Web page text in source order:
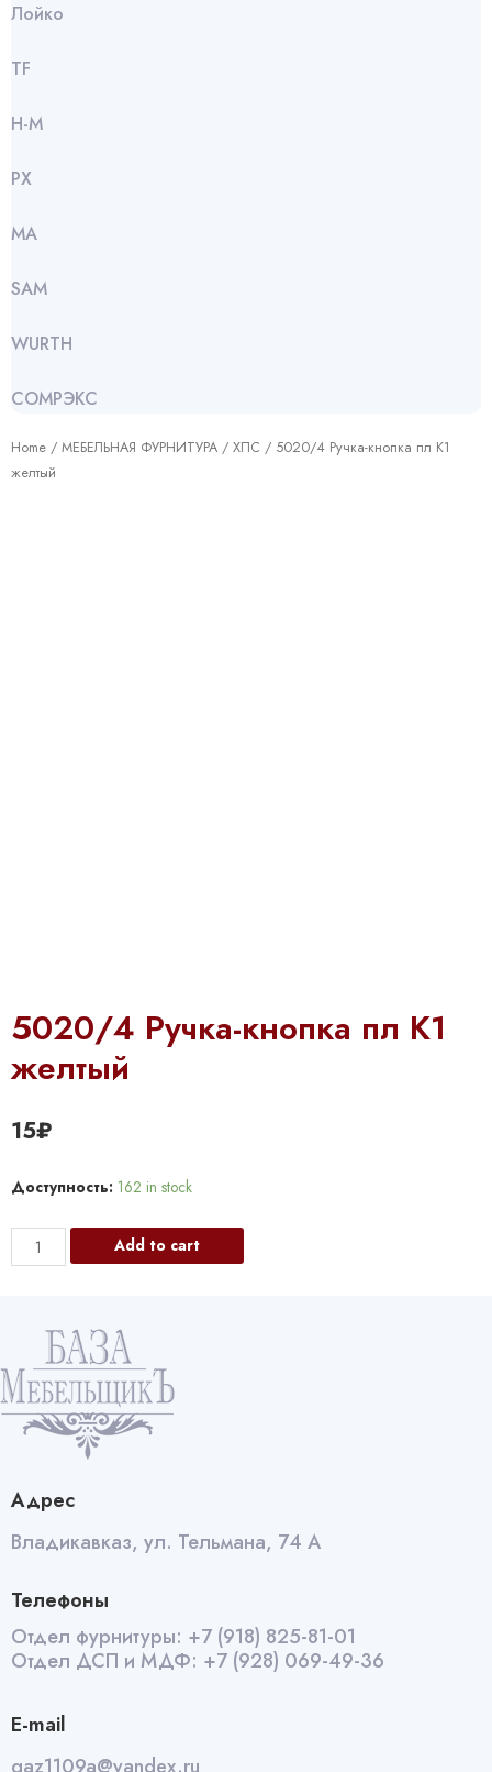
Лойко
TF
Н-М
РХ
МА
SАМ
WURTH
СОМРЭКС
Home / МЕБЕЛЬНАЯ ФУРНИТУРА / ХПС / 5020/4 Ручка-кнопка пл К1
желтый
5020/4 Ручка-кнопка пл К1
желтый
15₽
Доступность: 162 in stock
5020/4
Ручка-
желтый
quantity
Add to cart
Адрес
Владикавказ, ул. Тельмана, 74 А
Телефоны
Отдел фурнитуры: +7 (918) 825-81-01
Отдел ДСП и МДФ: +7 (928) 069-49-36
E-mail